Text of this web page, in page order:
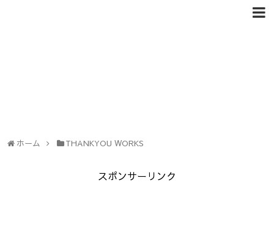
ホーム THANKYOU WORKS
スポンサーリンク